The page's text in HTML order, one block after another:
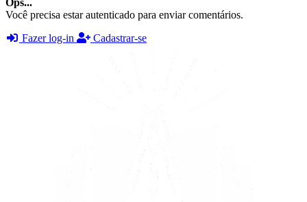
Ops...
Você precisa estar autenticado para enviar comentários.
Fazer log-in
Cadastrar-se